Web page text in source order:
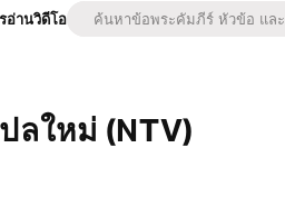
อ่านวิดีโอ
ลใหม่ (NTV)